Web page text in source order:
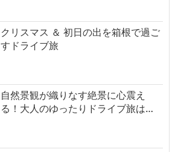
クリスマス ＆ 初日の出を箱根で過ご
すドライブ旅
自然景観が織りなす絶景に心震え
る！大人のゆったりドライブ旅は…